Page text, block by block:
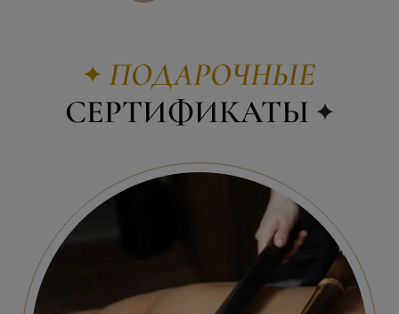
ПОДАРОЧНЫЕ
СЕРТИФИКАТЫ